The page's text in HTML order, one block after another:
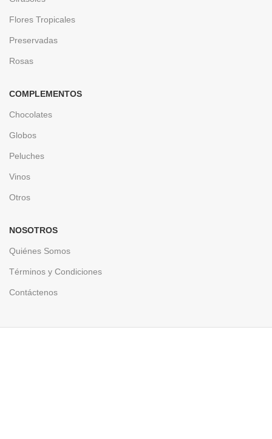
Flores Tropicales
Preservadas
Rosas
COMPLEMENTOS
Chocolates
Globos
Peluches
Vinos
Otros
NOSOTROS
Quiénes Somos
Términos y Condiciones
Contáctenos